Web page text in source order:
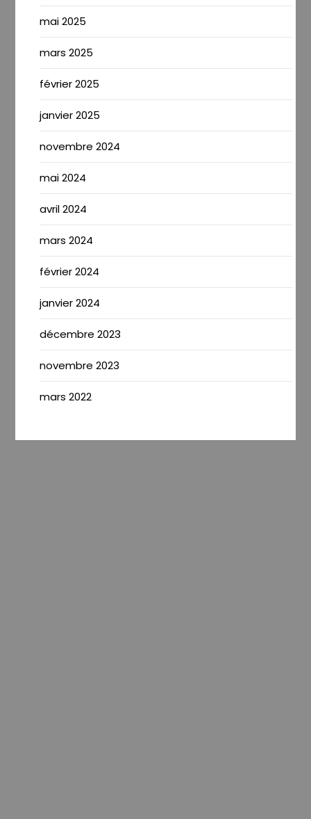
mai 2025
mars 2025
février 2025
janvier 2025
novembre 2024
mai 2024
avril 2024
mars 2024
février 2024
janvier 2024
décembre 2023
novembre 2023
mars 2022